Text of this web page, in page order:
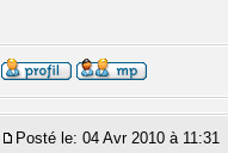
Posté le: 04 Avr 2010 à 11:31